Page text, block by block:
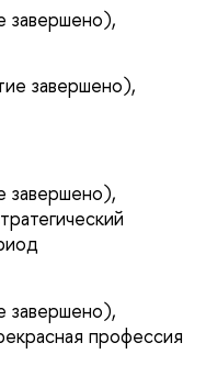
завершено),
завершено),
завершено),
завершено),
профессия